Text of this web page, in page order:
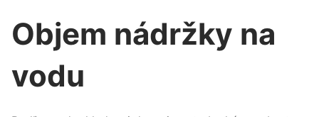
Objem nádržky na
vodu